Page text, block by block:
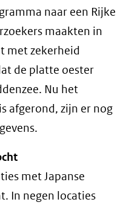
naar een Rijke
maakten in
met zekerheid
de platte oester
Nu het
afgerond, zijn er nog
met Japanse
In negen locaties